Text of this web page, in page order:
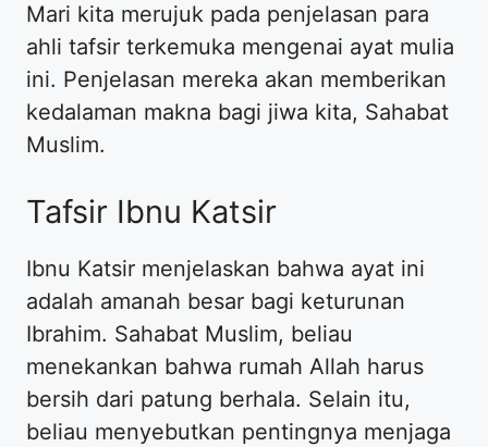
Mari kita merujuk pada penjelasan para
ahli tafsir terkemuka mengenai ayat mulia
ini. Penjelasan mereka akan memberikan
kedalaman makna bagi jiwa kita, Sahabat
Muslim.
Tafsir Ibnu Katsir
Ibnu Katsir menjelaskan bahwa ayat ini
adalah amanah besar bagi keturunan
Ibrahim. Sahabat Muslim, beliau
menekankan bahwa rumah Allah harus
bersih dari patung berhala. Selain itu,
beliau menyebutkan pentingnya menjaga